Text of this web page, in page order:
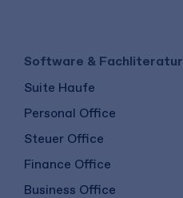
Software & Fachliteratur
Suite Haufe
Personal Office
Steuer Office
Finance Office
Business Office